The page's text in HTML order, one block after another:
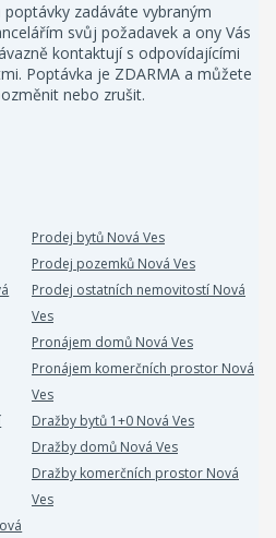
zadáváte vybraným
svůj požadavek a ony Vás
kontaktují s odpovídajícími
Poptávka je ZDARMA a můžete
nebo zrušit.
Prodej bytů Nová Ves
Prodej pozemků Nová Ves
Prodej ostatních nemovitostí Nová
Ves
Pronájem domů Nová Ves
Pronájem komerčních prostor Nová
Ves
Dražby bytů 1+0 Nová Ves
Dražby domů Nová Ves
Dražby komerčních prostor Nová
Ves